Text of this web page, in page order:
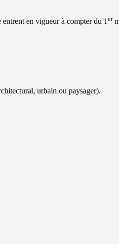
en vigueur à compter du 1er
urbain ou paysager).